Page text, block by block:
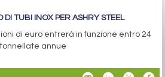
DI TUBI INOX PER ASHRY STEEL
di euro entrerà in funzione entro 24
annue